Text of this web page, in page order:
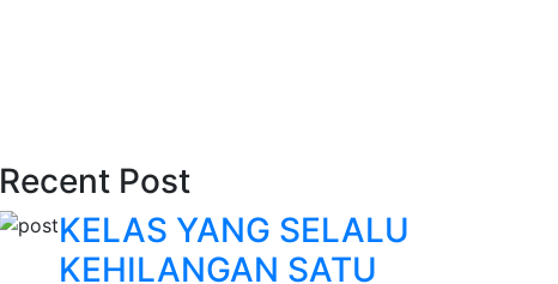
Recent Post
KELAS YANG SELALU
KEHILANGAN SATU